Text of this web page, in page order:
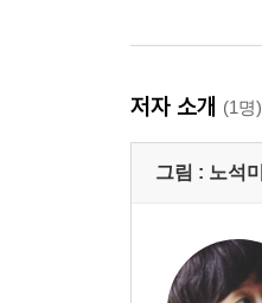
저자 소개 (1명)
그림 : 노석미